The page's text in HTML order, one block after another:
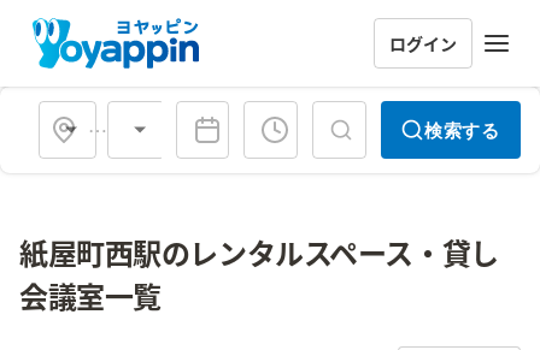
ログイン
会場タイプ 検索する
紙屋町西駅のレンタルスペース・貸し
会議室一覧